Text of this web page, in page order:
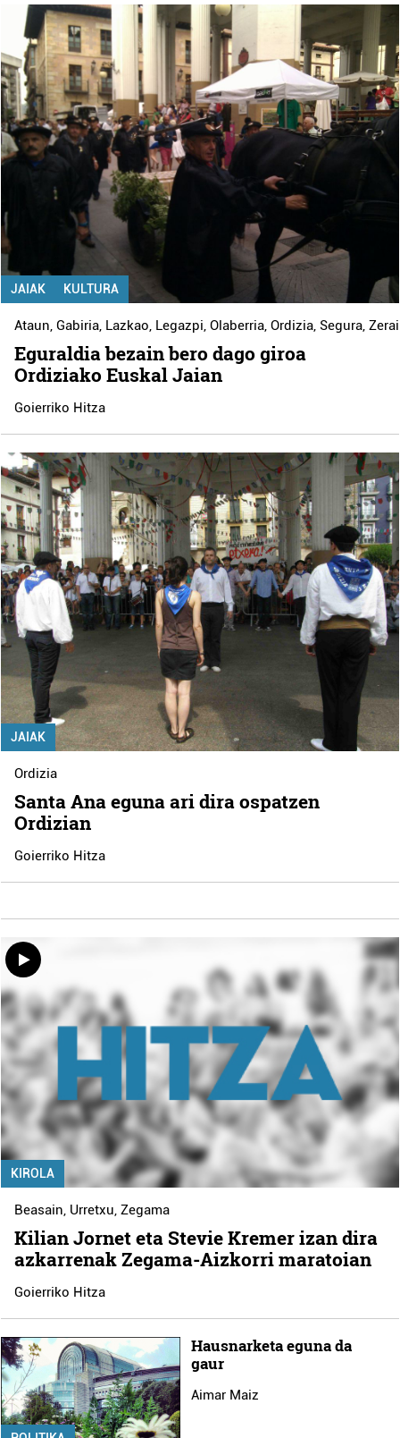
JAIAK KULTURA
Ataun,Gabiria, Lazkao, Legazpi,Olaberria,Ordizia, Segura,
Eguraldia bezain bero dago giroa
Ordiziako Euskal Jaian
Goierriko Hitza
JAIAK
Ordizia
Santa Ana eguna ari dira ospatzen
Ordizian
Goierriko Hitza
KIROLA
Beasain, Urretxu,Zegama
Kilian Jornet eta Stevie Kremer izan dira
azkarrenak Zegama-Aizkorri maratoian
Goierriko Hitza
Hausnarketa eguna da
gaur
Aimar Maiz